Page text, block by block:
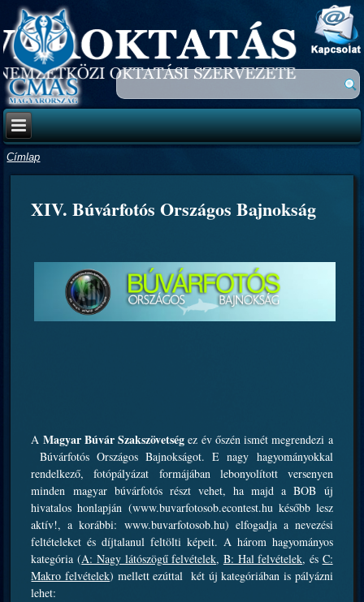
Címlap
XIV. Búvárfotós Országos Bajnokság
A Magyar Búvár Szakszövetség ez év őszén ismét megrendezi a
Búvárfotós Országos Bajnokságot. E nagy hagyományokkal
rendelkező, fotópályázat formájában lebonyolított versenyen
minden magyar búvárfotós részt vehet, ha majd a BOB új
hivatalos honlapján (www.buvarfotosob.econtest.hu később lesz
aktív!, a korábbi: www.buvarfotosob.hu) elfogadja a nevezési
feltételeket és díjtalanul feltölti képeit. A három hagyományos
kategória (A: Nagy látószögű felvételek, B: Hal felvételek, és C:
Makro felvételek) mellett ezúttal két új kategóriában is pályázni
lehet: